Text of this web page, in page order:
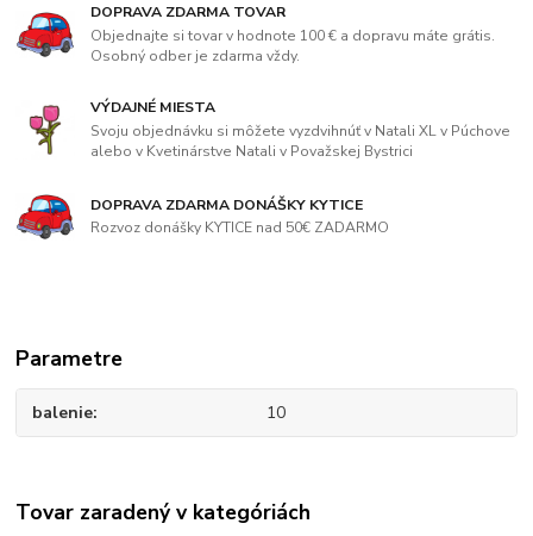
DOPRAVA ZDARMA TOVAR
Objednajte si tovar v hodnote 100 € a dopravu máte grátis.
Osobný odber je zdarma vždy.
VÝDAJNÉ MIESTA
Svoju objednávku si môžete vyzdvihnúť v Natali XL v Púchove
alebo v Kvetinárstve Natali v Považskej Bystrici
DOPRAVA ZDARMA DONÁŠKY KYTICE
Rozvoz donášky KYTICE nad 50€ ZADARMO
Parametre
balenie 10
Tovar zaradený v kategóriách